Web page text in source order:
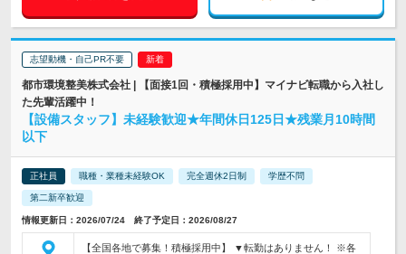
志望動機・自己PR不要
都市環境整美株式会社 | 【面接1回・積極採用中】マイナビ転職から入社し
た先輩活躍中！
【設備スタッフ】未経験歓迎★年間休日125日★残業月10時間
以下
正社員 職種・業種未経験OK 完全週休2日制 学歴不問
第二新卒歓迎
情報更新日：2026/07/24 終了予定日：2026/08/27
【全国各地で募集！積極採用中】 ▼転勤はありません！ ※各